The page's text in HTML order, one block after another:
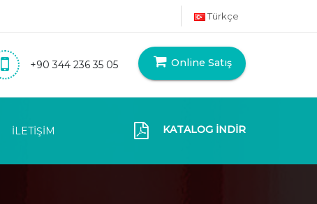
Türkçe
+90 344 236 35 05 Online Satış
İLETİŞİM KATALOG İNDİR